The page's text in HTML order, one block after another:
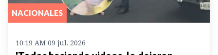
NACIONALES
10:19 AM 09 jul. 2026